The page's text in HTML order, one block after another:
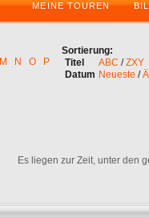
MEINE TOUREN
M N O
P
Sortierung:
Titel
ABC /ZXY
Datum Neueste /
Es liegen zur Zeit, unter den